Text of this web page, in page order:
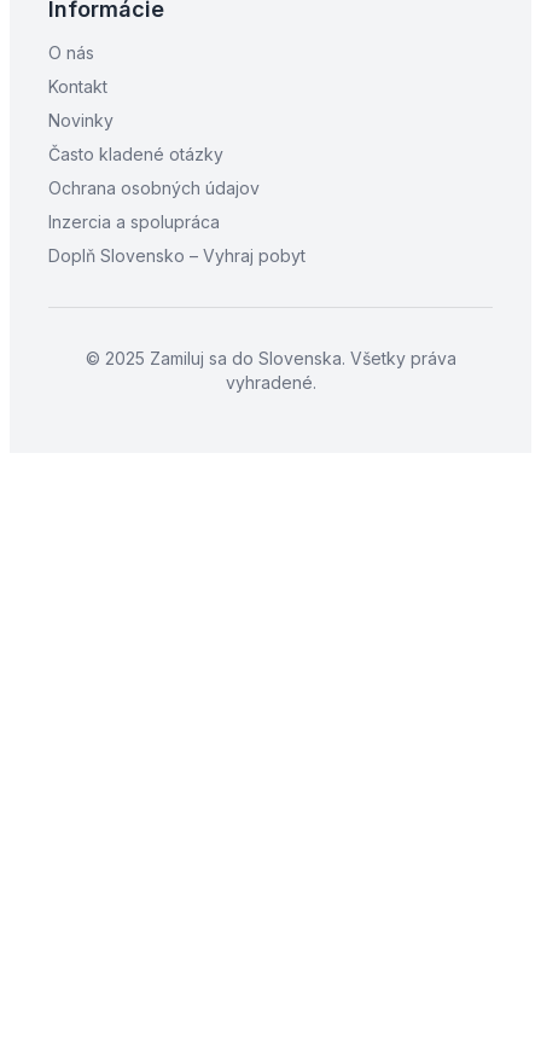
Informácie
O nás
Kontakt
Novinky
Často kladené otázky
Ochrana osobných údajov
Inzercia a spolupráca
Doplň Slovensko – Vyhraj pobyt
© 2025 Zamiluj sa do Slovenska. Všetky práva
vyhradené.